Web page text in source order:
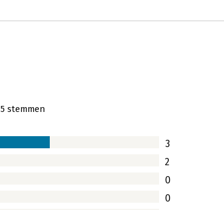
5 stemmen
3
2
0
0